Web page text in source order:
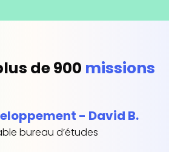
de 900 missions
- David B.
bureau d’études